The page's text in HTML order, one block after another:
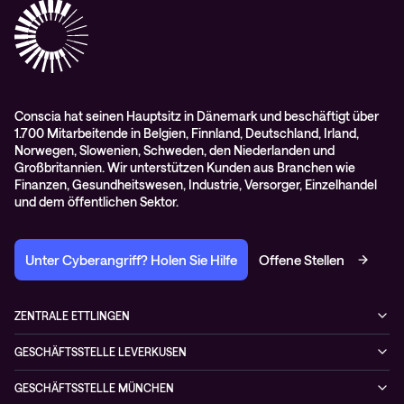
RMA-Antrag
AGB
Conscia hat seinen Hauptsitz in Dänemark und beschäftigt über
1.700 Mitarbeitende in Belgien, Finnland, Deutschland, Irland,
Norwegen, Slowenien, Schweden, den Niederlanden und
Großbritannien. Wir unterstützen Kunden aus Branchen wie
Finanzen, Gesundheitswesen, Industrie, Versorger, Einzelhandel
und dem öffentlichen Sektor.
Unter Cyberangriff? Holen Sie Hilfe Offene Stellen
ZENTRALE ETTLINGEN
Otto-Hahn-Str. 18
76275 Ettlingen
Deutschland
GESCHÄFTSSTELLE LEVERKUSEN
Düsseldorfer Straße 29
51379 Leverkusen
GESCHÄFTSSTELLE MÜNCHEN